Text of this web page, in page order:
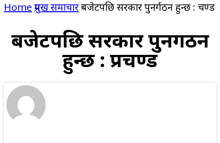
Home प्रमुख समाचारबजेटपछि सरकार पुनर्गठन हुन्छ : प्रचण्ड
बजेटपछि सरकार पुनर्गठन
हुन्छ : प्रचण्ड